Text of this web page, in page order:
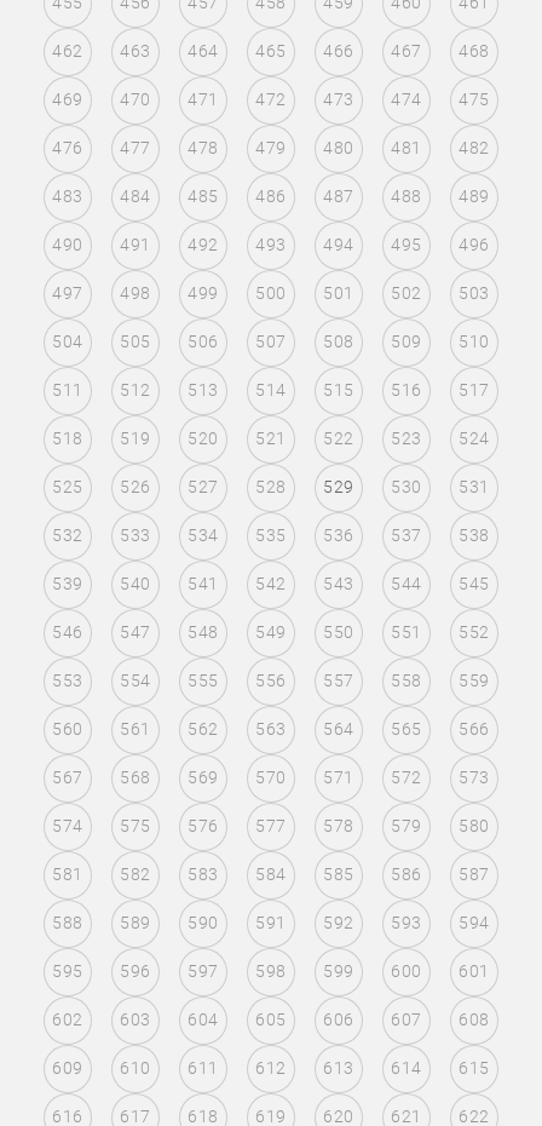
462 463 464 465 466 467 468
469 470 471 472 473 474 475
476 477 478 479 480 481 482
483 484 485 486 487 488 489
490 491 492 493 494 495 496
497 498 499 500 501 502 503
504 505 506 507 508 509 510
511 512 513 514 515 516 517
518 519 520 521 522 523 524
525 526 527 528 529 530 531
532 533 534 535 536 537 538
539 540 541 542 543 544 545
546 547 548 549 550 551 552
553 554 555 556 557 558 559
560 561 562 563 564 565 566
567 568 569 570 571 572 573
574 575 576 577 578 579 580
581 582 583 584 585 586 587
588 589 590 591 592 593 594
595 596 597 598 599 600 601
602 603 604 605 606 607 608
609 610 611 612 613 614 615
616 617 618 619 620 621 622